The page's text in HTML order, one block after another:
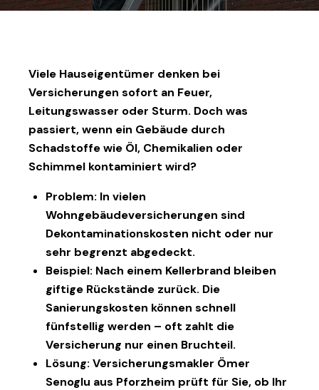
Viele Hauseigentümer denken bei
Versicherungen sofort an Feuer,
Leitungswasser oder Sturm. Doch was
passiert, wenn ein Gebäude durch
Schadstoffe wie Öl, Chemikalien oder
Schimmel kontaminiert wird?
Problem: In vielen
Wohngebäudeversicherungen sind
Dekontaminationskosten nicht oder nur
sehr begrenzt abgedeckt.
Beispiel: Nach einem Kellerbrand bleiben
giftige Rückstände zurück. Die
Sanierungskosten können schnell
fünfstellig werden – oft zahlt die
Versicherung nur einen Bruchteil.
Lösung: Versicherungsmakler Ömer
Senoglu aus Pforzheim prüft für Sie, ob Ihr